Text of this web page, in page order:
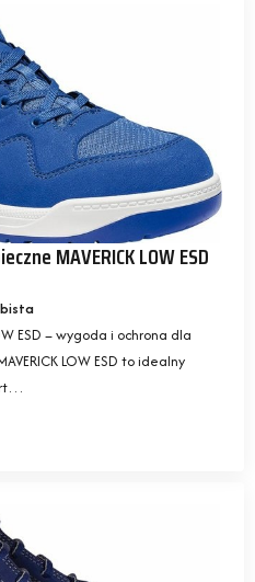
MAVERICK LOW ESD
ESD – wygoda i ochrona dla
LOW ESD to idealny